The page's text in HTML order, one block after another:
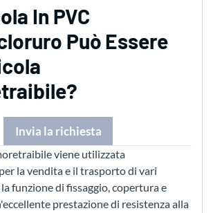
In PVC
Può Essere
Invia la richiesta
viene utilizzata
la vendita e il trasporto di vari
funzione di fissaggio, copertura e
prestazione di resistenza alla